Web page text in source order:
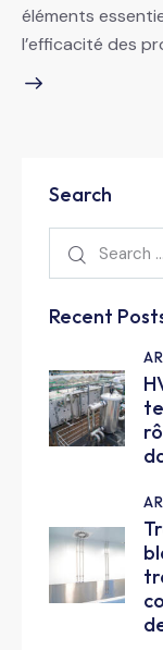
éléments
l’efficacité des
Search
Recent